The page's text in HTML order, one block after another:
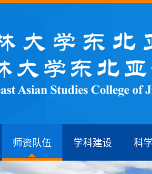
师资队伍 学科建设 科